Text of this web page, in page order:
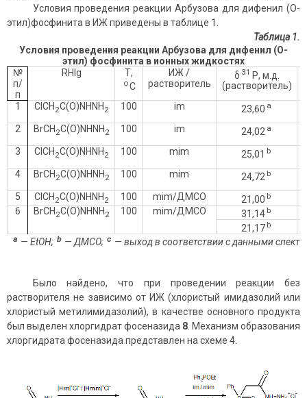
Условия проведения реакции Арбузова для дифенил (О-
этил)фосфинита в ИЖ приведены в таблице 1.
Таблица 1.
Условия проведения реакции Арбузова для дифенил (О-
этил) фосфинита в ионных жидкостях
№
п/
п
RHlg Т,
оС
ИЖ /
растворитель
δ 31 Р, м.д.
(растворитель)
1
ClCH 2C(O)NHNH 2 100 im 23,60 a
2
BrCH 2C(O)NHNH 2 100 im 24,02 a
3
ClCH 2C(O)NHNH 2 100 mim 25,01 b
4
BrCH 2C(O)NHNH 2 100 mim 24,72 b
5
ClCH 2C(O)NHNH 2 100 mim/ДМСО 21,00 b
6 BrCH 2C(O)NHNH 2 100 mim/ДМСО 31,14 b
21,17 b
а — EtOH; b — ДМСО; с — выход в соответствии с данными
Было найдено, что при проведении реакции без
растворителя не зависимо от ИЖ (хлористый имидазолий или
хлористый метилимидазолий), в качестве основного продукта
был выделен хлоргидрат фосеназида 8 . Механизм образования
хлоргидрата фосеназида представлен на схеме 4.